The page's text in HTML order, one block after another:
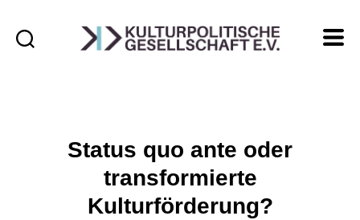
Status quo ante oder
transformierte
Kulturförderung?